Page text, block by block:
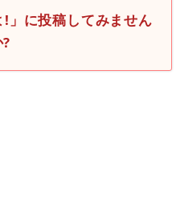
」に投稿してみません